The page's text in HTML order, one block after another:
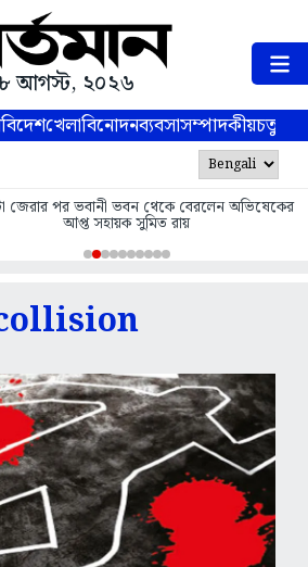
আগস্ট, ২০২৬
বিদেশখেলাবিনোদনব্যবসাসম্পাদকীয়
জেরার পর ভবানী ভবন থেকে বেরলেন অভিষেকের
আপ্ত সহায়ক সুমিত রায়